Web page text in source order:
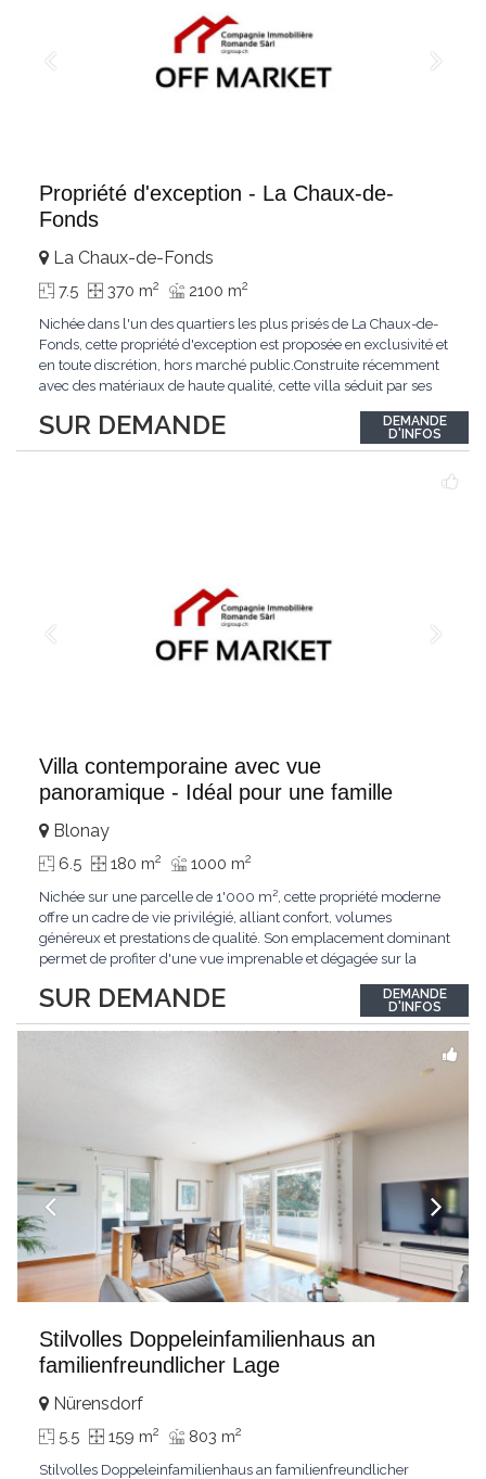
Propriété d'exception - La Chaux-de-
Fonds
SUR DEMANDE
La Chaux-de-Fonds
7.5 370 m2 2100 m2
Nichée dans l'un des quartiers les plus prisés de La Chaux-de-
Fonds, cette propriété d'exception est proposée en exclusivité et
en toute discrétion, hors marché public.Construite récemment
avec des matériaux de haute qualité, cette villa séduit par ses
remarquable.L'espace de vie s'ouvre sur un jardin avec piscine,
un véritable...
DEMANDE
D'INFOS
Villa contemporaine avec vue
panoramique - Idéal pour une famille
SUR DEMANDE
Blonay
6.5 180 m2 1000 m2
Nichée sur une parcelle de 1'000 m², cette propriété moderne
offre un cadre de vie privilégié, alliant confort, volumes
généreux et prestations de qualité. Son emplacement dominant
permet de profiter d'une vue imprenable et dégagée sur la
excavé, cette villa propose une surface habitable utile de plus
de 260 m², soigneusement...
DEMANDE
D'INFOS
Stilvolles Doppeleinfamilienhaus an
familienfreundlicher Lage
Nürensdorf
5.5 159 m2 803 m2
Stilvolles Doppeleinfamilienhaus an familienfreundlicher